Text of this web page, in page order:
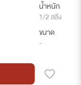
น้ำหนัก
1/2 สลึง
ขนาด
-